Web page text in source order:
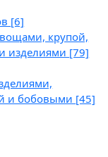
[6]
крупой,
изделиями [79]
и бобовыми [45]